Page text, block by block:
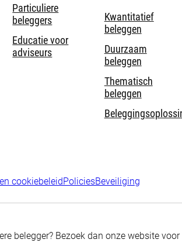
Particuliere
beleggers
Educatie voor
adviseurs
Kwantitatief
beleggen
Duurzaam
beleggen
Thematisch
beleggen
cookiebeleidPoliciesBeveiliging
belegger? Bezoek dan onze website voor